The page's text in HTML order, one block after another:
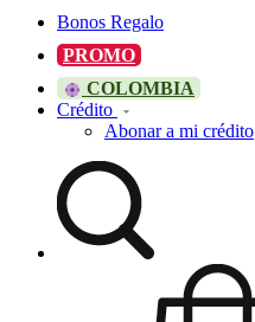
Bonos Regalo
PROMO
COLOMBIA
Crédito
Abonar a mi crédito